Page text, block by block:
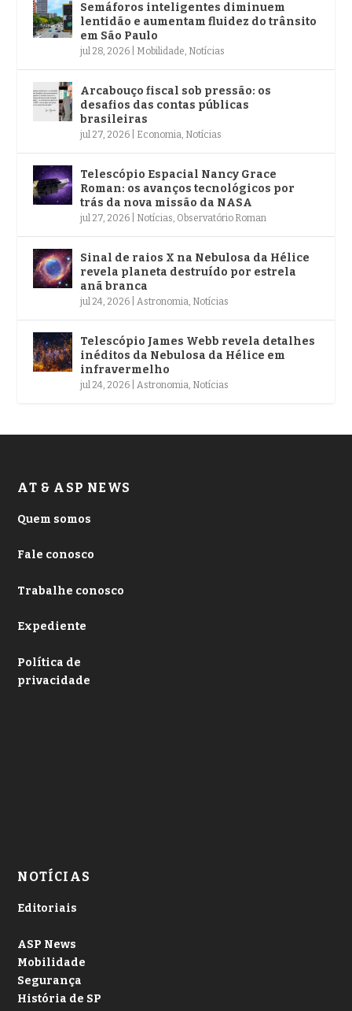
Semáforos inteligentes diminuem
lentidão e aumentam fluidez do trânsito
em São Paulo
jul 28, 2026 Mobilidade, Notícias
Arcabouço fiscal sob pressão: os
desafios das contas públicas
brasileiras
jul 27, 2026 Economia, Notícias
Telescópio Espacial Nancy Grace
Roman: os avanços tecnológicos por
trás da nova missão da NASA
jul 27, 2026 Notícias, Observatório Roman
Sinal de raios X na Nebulosa da Hélice
revela planeta destruído por estrela
anã branca
jul 24, 2026 |Astronomia, Notícias
Telescópio James Webb revela detalhes
inéditos da Nebulosa da Hélice em
infravermelho
jul 24, 2026 |Astronomia, Notícias
AT & ASP NEWS
Quem somos
Fale conosco
Trabalhe conosco
Expediente
Política de
privacidade
NOTÍCIAS
Editoriais
ASP News
Mobilidade
Segurança
História de SP